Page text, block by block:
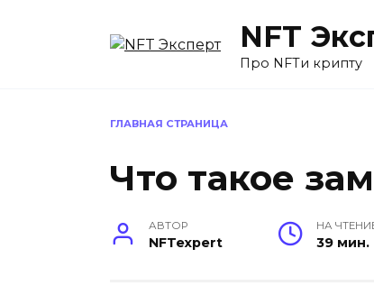
NFT
Про NFTи крипту
ГЛАВНАЯ СТРАНИЦА
Что такое
АВТОР
NFTexpert
НА
39 мин.